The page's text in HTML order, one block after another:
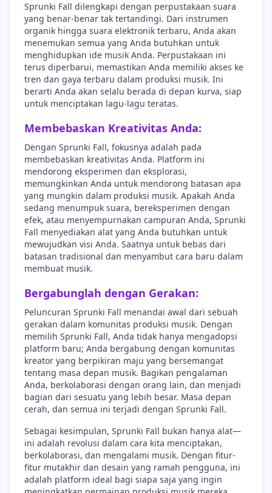
Sprunki Fall dilengkapi dengan perpustakaan suara
yang benar-benar tak tertandingi. Dari instrumen
organik hingga suara elektronik terbaru, Anda akan
menemukan semua yang Anda butuhkan untuk
menghidupkan ide musik Anda. Perpustakaan ini
terus diperbarui, memastikan Anda memiliki akses ke
tren dan gaya terbaru dalam produksi musik. Ini
berarti Anda akan selalu berada di depan kurva, siap
untuk menciptakan lagu-lagu teratas.
Membebaskan Kreativitas Anda:
Dengan Sprunki Fall, fokusnya adalah pada
membebaskan kreativitas Anda. Platform ini
mendorong eksperimen dan eksplorasi,
memungkinkan Anda untuk mendorong batasan apa
yang mungkin dalam produksi musik. Apakah Anda
sedang menumpuk suara, bereksperimen dengan
efek, atau menyempurnakan campuran Anda, Sprunki
Fall menyediakan alat yang Anda butuhkan untuk
mewujudkan visi Anda. Saatnya untuk bebas dari
batasan tradisional dan menyambut cara baru dalam
membuat musik.
Bergabunglah dengan Gerakan:
Peluncuran Sprunki Fall menandai awal dari sebuah
gerakan dalam komunitas produksi musik. Dengan
memilih Sprunki Fall, Anda tidak hanya mengadopsi
platform baru; Anda bergabung dengan komunitas
kreator yang berpikiran maju yang bersemangat
tentang masa depan musik. Bagikan pengalaman
Anda, berkolaborasi dengan orang lain, dan menjadi
bagian dari sesuatu yang lebih besar. Masa depan
cerah, dan semua ini terjadi dengan Sprunki Fall.
Sebagai kesimpulan, Sprunki Fall bukan hanya alat—
ini adalah revolusi dalam cara kita menciptakan,
berkolaborasi, dan mengalami musik. Dengan fitur-
fitur mutakhir dan desain yang ramah pengguna, ini
adalah platform ideal bagi siapa saja yang ingin